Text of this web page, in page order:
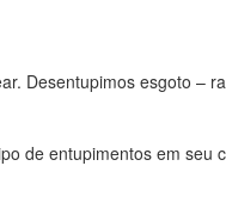
Desentupimos esgoto –
de entupimentos em seu